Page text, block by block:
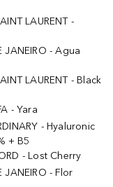
LAURENT -
JANEIRO - Agua
LAURENT - Black
- Yara
- Hyaluronic
+ B5
- Lost Cherry
JANEIRO - Flor